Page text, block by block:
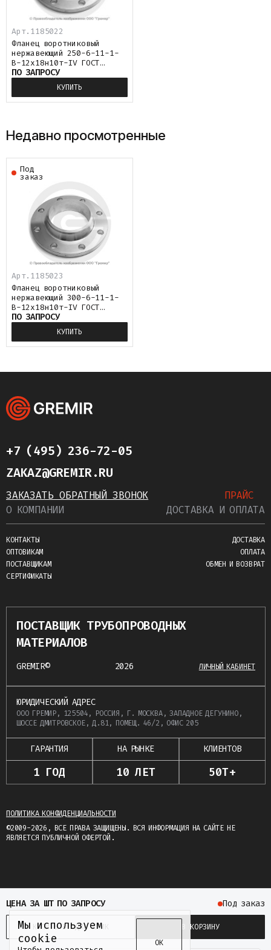
Мы используем
cookie
ОК
ЦЕНА ЗА ШТ ПО ЗАПРОСУ Под заказ
В КОРЗИНУ
КУПИТЬ В ОДИН КЛИК
Арт.1185022
Фланец воротниковый
нержавеющий 250-6-11-1-
B-12х18н10т-IV ГОСТ
33259-2015
ПО ЗАПРОСУ
КУПИТЬ
Недавно просмотренные
Арт. 1185023
Под
заказ
Фланец воротниковый
нержавеющий 300-6-11-1-
B-12х18н10т-IV ГОСТ
33259-2015
ПО ЗАПРОСУ
КУПИТЬ
+7 (495) 236-72-05
ZAKAZ@GREMIR.RU
ЗАКАЗАТЬ ОБРАТНЫЙ ЗВОНОК
ПРАЙС
О КОМПАНИИ
КОНТАКТЫ
ОПТОВИКАМ
ПОСТАВЩИКАМ
СЕРТИФИКАТЫ
ДОСТАВКА И ОПЛАТА
ДОСТАВКА
ОПЛАТА
ОБМЕН И ВОЗВРАТ
ПОСТАВЩИК ТРУБОПРОВОДНЫХ
МАТЕРИАЛОВ
GREMIR© 2026 ЛИЧНЫЙ КАБИНЕТ
ЮРИДИЧЕСКИЙ АДРЕС
ООО ГРЕМИР, 125504, РОССИЯ, Г. МОСКВА, ЗАПАДНОЕ ДЕГУНИНО,
ШОССЕ ДМИТРОВСКОЕ, Д.81, ПОМЕЩ. 46/2, ОФИС 205
ГАРАНТИЯ
1 ГОД
НА РЫНКЕ
10 ЛЕТ
КЛИЕНТОВ
50Т+
©2009-2026, ВСЕ ПРАВА ЗАЩИЩЕНЫ. ВСЯ ИНФОРМАЦИЯ НА САЙТЕ НЕ
ЯВЛЯЕТСЯ ПУБЛИЧНОЙ ОФЕРТОЙ.
ПОЛИТИКА КОНФИДЕНЦИАЛЬНОСТИ